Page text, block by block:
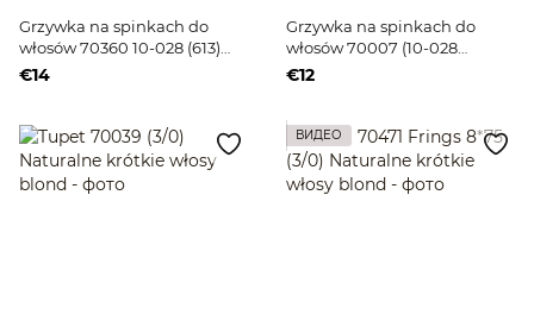
Grzywka na spinkach do
włosów 70360 10-028 (613)
Sztuczne krótkie włosy blond
€14
Grzywka na spinkach do
włosów 70007 (10-028
(24BT613) Średniej długości
€12
ВИДЕО